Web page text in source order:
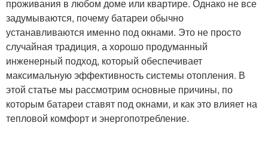
проживания в любом доме или квартире. Однако не все
задумываются, почему батареи обычно
устанавливаются именно под окнами. Это не просто
случайная традиция, а хорошо продуманный
инженерный подход, который обеспечивает
максимальную эффективность системы отопления. В
этой статье мы рассмотрим основные причины, по
которым батареи ставят под окнами, и как это влияет на
тепловой комфорт и энергопотребление.